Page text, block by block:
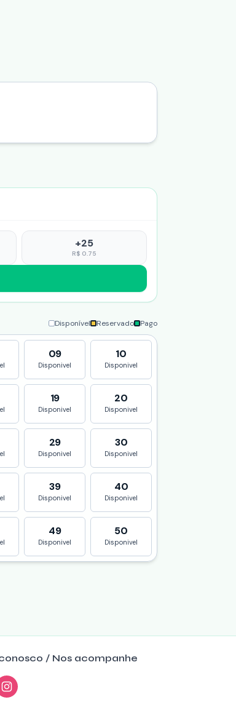
+25
R$ 0.75
Disponível Reservado Pago
09
Disponivel
10
Disponivel
19
Disponivel
20
Disponivel
29
Disponivel
30
Disponivel
39
Disponivel
40
Disponivel
49
Disponivel
50
Disponivel
/ Nos acompanhe